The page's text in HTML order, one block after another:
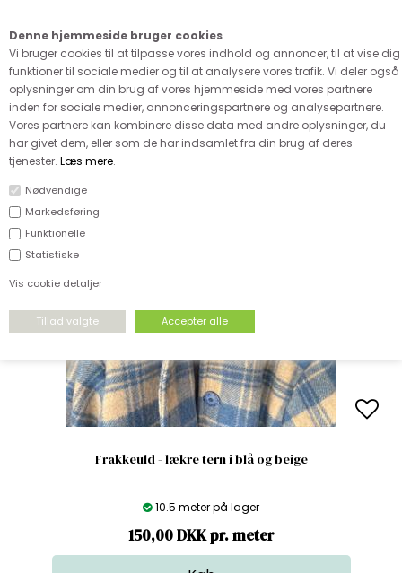
Denne hjemmeside bruger cookies
Vi bruger cookies til at tilpasse vores indhold og annoncer, til at vise dig
funktioner til sociale medier og til at analysere vores trafik. Vi deler også
oplysninger om din brug af vores hjemmeside med vores partnere
inden for sociale medier, annonceringspartnere og analysepartnere.
Vores partnere kan kombinere disse data med andre oplysninger, du
har givet dem, eller som de har indsamlet fra din brug af deres
tjenester. Læs mere.
Nødvendige
Markedsføring
Funktionelle
Statistiske
Vis cookie detaljer
Frakkeuld - lækre tern i blå og beige
10.5 meter på lager
150,00 DKK pr. meter